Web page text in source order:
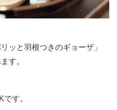
ッと羽根つきのギョーザ」
す。
す。